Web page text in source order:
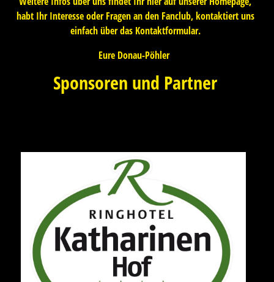
habt Ihr Interesse oder Fragen an den Fanclub, kontaktiert uns
einfach über das Kontaktformular.
Eure Donau-Pöhler
Sponsoren und Partner